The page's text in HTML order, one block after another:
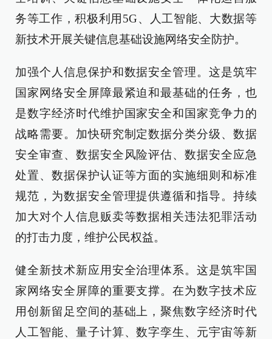
务等工作，积极利用5G、人工智能、大数据等
新技术开展关键信息基础设施网络安全防护。
加强个人信息保护和数据安全管理。这是筑牢
国家网络安全屏障最紧迫和最基础的任务，也
是数字经济时代维护国家安全和国家竞争力的
战略需要。加快研究制定数据分类分级、数据
安全审查、数据安全风险评估、数据安全应急
处置、数据保护认证等方面的实施细则和标准
规范，为数据安全管理提供遵循和指导。持续
加大对个人信息贩卖等数据相关违法犯罪活动
的打击力度，维护公民权益。
健全新技术新应用安全治理体系。这是筑牢国
家网络安全屏障的重要支撑。在为数字技术应
用创新留足空间的基础上，聚焦数字经济时代
人工智能、量子计算、数字孪生、元宇宙等新